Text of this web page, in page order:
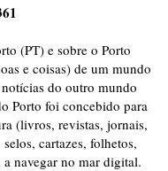
(PT) e sobre o Porto
e coisas) de um mundo
do outro mundo
Porto foi concebido para
(livros, revistas, jornais,
cartazes, folhetos,
navegar no mar digital.